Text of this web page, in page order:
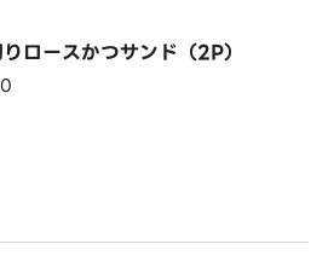
ロースかつサンド（2P）